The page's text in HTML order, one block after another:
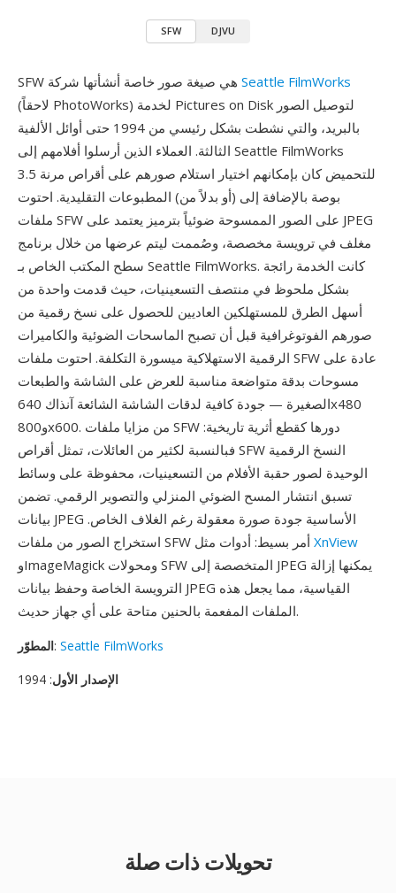
SFW DJVU
Seattle FilmWorks
(لاحقاً PhotoWorks) لخدمة Pictures on Disk لتوصيل الصور
بالبريد، والتي نشطت بشكل رئيسي من 1994 حتى أوائل الألفية
الثالثة. العملاء الذين أرسلوا أفلامهم إلى Seattle FilmWorks
للتحميض كان بإمكانهم اختيار استلام صورهم على أقراص مرنة 3.5
بوصة بالإضافة إلى (أو بدلاً من) المطبوعات التقليدية. احتوت
ملفات SFW على الصور الممسوحة ضوئياً بترميز يعتمد على JPEG
مغلف في ترويسة مخصصة، وصُممت ليتم عرضها من خلال برنامج
سطح المكتب الخاص بـ Seattle FilmWorks. كانت الخدمة رائجة
بشكل ملحوظ في منتصف التسعينيات، حيث قدمت واحدة من
أسهل الطرق للمستهلكين العاديين للحصول على نسخ رقمية من
صورهم الفوتوغرافية قبل أن تصبح الماسحات الضوئية والكاميرات
الرقمية الاستهلاكية ميسورة التكلفة. احتوت ملفات SFW عادة على
مسوحات بدقة متواضعة مناسبة للعرض على الشاشة والطبعات
الصغيرة — جودة كافية لدقات الشاشة الشائعة آنذاك 640x480
و800x600. من مزايا ملفات SFW دورها كقطع أثرية تاريخية:
فبالنسبة لكثير من العائلات، تمثل أقراص SFW النسخ الرقمية
الوحيدة لصور حقبة الأفلام من التسعينيات، محفوظة على وسائط
تسبق انتشار المسح الضوئي المنزلي والتصوير الرقمي. تضمن
بيانات JPEG الأساسية جودة صورة معقولة رغم الغلاف الخاص.
XnView
وImageMagick ومحولات SFW المتخصصة إلى JPEG يمكنها إزالة
الترويسة الخاصة وحفظ بيانات JPEG القياسية، مما يجعل هذه
الملفات المفعمة بالحنين متاحة على أي جهاز حديث.
المطوّر: Seattle FilmWorks
الإصدار الأول: 1994
تحويلات ذات صلة